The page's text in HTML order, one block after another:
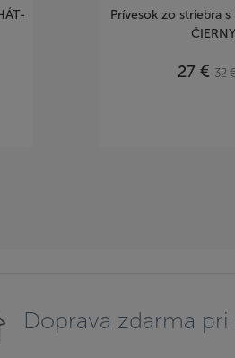
Prívesok zo striebra
27 € 32€
Doprava zdarma